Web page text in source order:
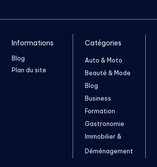
Informations
Blog
Plan du site
Catégories
Auto & Moto
Beauté & Mode
Blog
Business
Formation
Gastronomie
Immobilier &
Déménagement